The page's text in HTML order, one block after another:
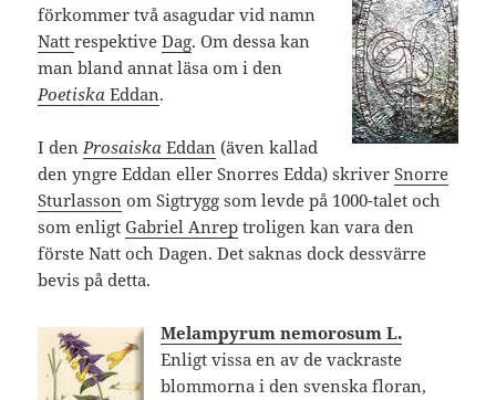
förkommer två asagudar vid namn
NattrespektiveDag. Om dessa kan
man bland annat läsa om i den
PoetiskaEddan.
I den Prosaiska Eddan (även kallad
den yngre Eddan eller Snorres Edda) skriverSnorre
Sturlasson om Sigtrygg som levde på 1000-talet och
som enligtGabriel Anrep troligen kan vara den
förste Natt och Dagen. Det saknas dock dessvärre
bevis på detta.
Melampyrum nemorosum L.
Enligt vissa en av de vackraste
blommorna i den svenska floran,